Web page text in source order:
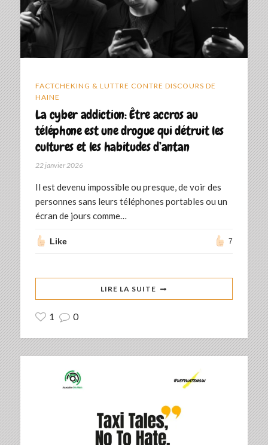
FACTCHEKING & LUTTRE CONTRE DISCOURS DE
HAINE
La cyber addiction: Être accros au
téléphone est une drogue qui détruit les
cultures et les habitudes d’antan
22 janvier 2026
Il est devenu impossible ou presque, de voir des
personnes sans leurs téléphones portables ou un
écran de jours comme…
Like 7
LIRE LA SUITE
1 0